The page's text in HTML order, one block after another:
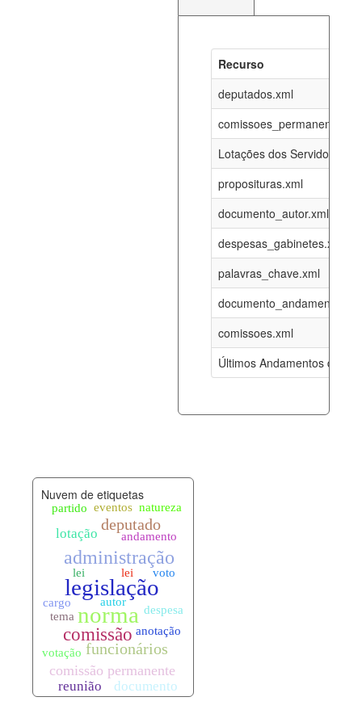
Recurso
deputados.xml
Lotações dos Servidores
proposituras.xml
documento_autor.xml
despesas_gabinetes.xml
palavras_chave.xml
documento_andamento.xml
comissoes.xml
Últimos Andamentos de
documento_andamento_atual.xml
09-08-
funcionarios_lotacoes.xml
funcionarios_cargos.xml 12-05-
09-08-
documento_andamento.xml 09-08-
palavras_chave.xml 09-08-
legislacao_norma_anotacoes.xml
Nuvem de etiquetas